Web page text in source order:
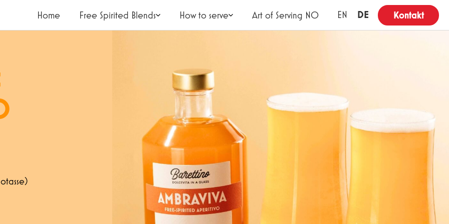
Home Free Spirited Blends How to serve Art of Serving NO EN DE Kontakt
KONTAKT